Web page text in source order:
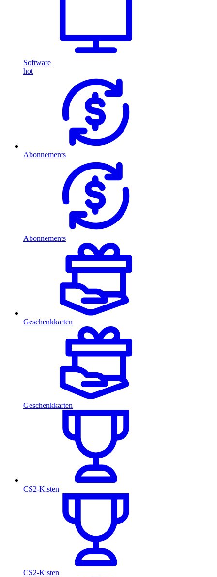
Software
hot
Abonnements
Abonnements
Geschenkkarten
Geschenkkarten
CS2-Kisten
CS2-Kisten